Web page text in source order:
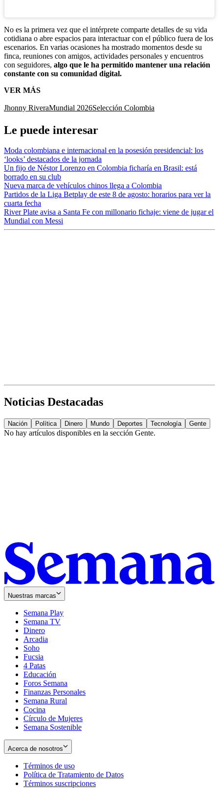
No es la primera vez que el intérprete comparte detalles de su vida
cotidiana o abre espacios para interactuar con el público fuera de los
escenarios. En varias ocasiones ha mostrado momentos desde su
finca, reuniones con amigos, actividades personales y encuentros
con seguidores, algo que le ha permitido mantener una relación
constante con su comunidad digital.
VER MÁS
Jhonny RiveraMundial 2026Selección Colombia
Le puede interesar
Moda colombiana e internacional en la posesión presidencial: los
‘looks’ destacados de la jornada
Un fijo de Néstor Lorenzo en Colombia ficharía en Brasil: está
borrado en su club
Nueva marca de vehículos chinos llega a Colombia
Partidos de la Liga Betplay de este 8 de agosto: horarios para ver la
cuarta fecha
River Plate avisa a Santa Fe con millonario fichaje: viene de jugar el
Mundial con Messi
Noticias Destacadas
Nación Política Dinero Mundo Deportes Tecnología Gente
No hay artículos disponibles en la sección Gente.
Nuestras marcas
Semana Play
Semana TV
Dinero
Arcadia
Soho
in
new
window
Fucsia
in
new
window
4 Patas
Educación
Foros Semana
Finanzas Personales
Semana Rural
Cocina
Círculo de Mujeres
Semana Sostenible
Acerca de nosotros
Términos de uso
in
new
Política de Tratamiento de Datos
Términos suscripciones